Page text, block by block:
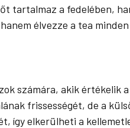
tartalmaz a fedelében,
élvezze a tea
számára, akik értékelik
frissességét, de a
így elkerülheti a